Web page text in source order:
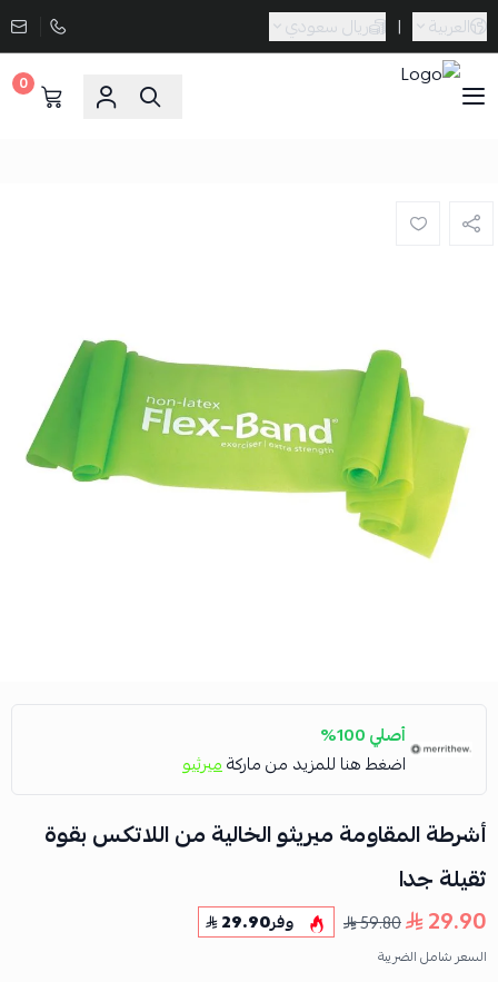
العربية | ريال سعودي
0
أصلي 100%
اضغط هنا للمزيد من ماركةميرثيو
أشرطة المقاومة ميريثو الخالية من اللاتكس بقوة
ثقيلة جدا
29.90
59.80 وفر29.90
السعر شامل الضريبة